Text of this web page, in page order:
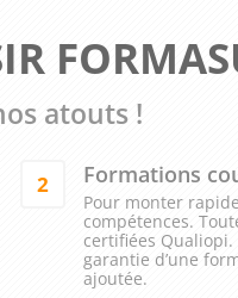
atouts !
2 Formations
Pour monter
compétences.
certifiées Qualiopi.
garantie d’une
ajoutée.